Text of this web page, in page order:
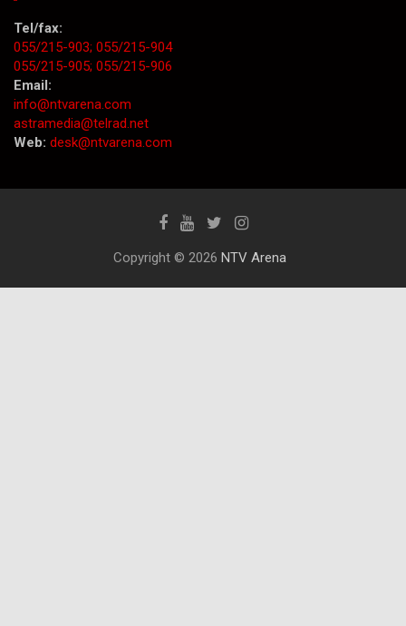
Tel/fax:
055/215-903; 055/215-904
055/215-905; 055/215-906
Email:
info@ntvarena.com
astramedia@telrad.net
Web: desk@ntvarena.com
Copyright © 2026 NTV Arena